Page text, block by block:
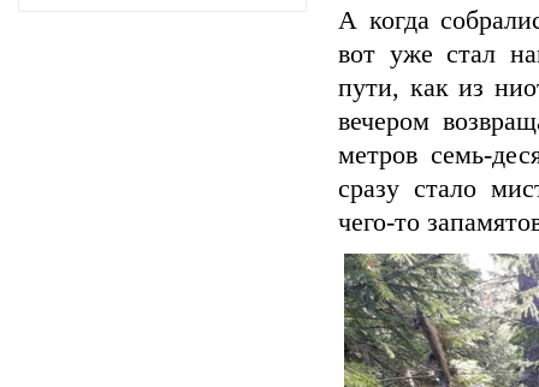
А когда
вот уже стал
пути, как из
вечером
метров семь-
сразу стало
чего-то